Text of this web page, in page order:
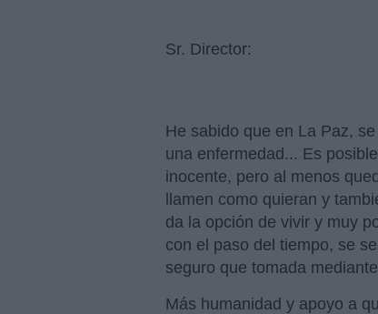
Sr. Director:
He sabido que en La Paz,
una enfermedad... Es
inocente, pero al menos
llamen como quieran y
da la opción de vivir y muy
con el paso del tiempo, se
seguro que tomada
Más humanidad y apoyo a